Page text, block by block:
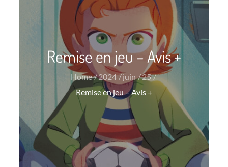
Remise en jeu – Avis +
Home 2024 juin
25
Remise en jeu – Avis +